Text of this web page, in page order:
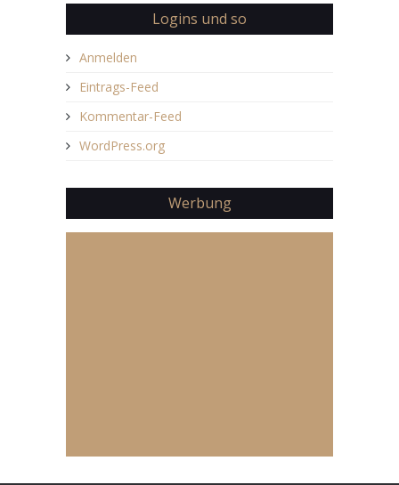
Logins und so
Anmelden
Eintrags-Feed
Kommentar-Feed
WordPress.org
Werbung